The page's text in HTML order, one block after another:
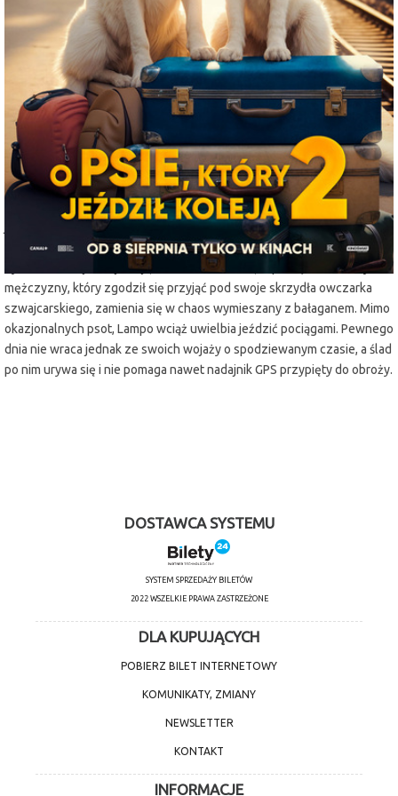
Lubin
adres:
Armii Krajowej 1
data i godzina:
08.08.2025, g. 13:45
Info
Opis wydarzenia:
Po udanej operacji w USA Zuzia (Liliana Zajbert) wraz ze swoimi
rodzicami (Mateusz Damięcki i Monika Pikuła) wraca do Polski. Na czas
jej nieobecności Lampo, czyli znany w całym kraju jako PKPies
ukochany czworonóg dziewczynki, zostaje oddany pod opiekę
dyrektora stacji kolejowej (Adam Woronowicz). Uporządkowane życie
mężczyzny, który zgodził się przyjąć pod swoje skrzydła owczarka
szwajcarskiego, zamienia się w chaos wymieszany z bałaganem. Mimo
okazjonalnych psot, Lampo wciąż uwielbia jeździć pociągami. Pewnego
dnia nie wraca jednak ze swoich wojaży o spodziewanym czasie, a ślad
po nim urywa się i nie pomaga nawet nadajnik GPS przypięty do obroży.
DOSTAWCA SYSTEMU
SYSTEM SPRZEDAŻY BILETÓW
2022 WSZELKIE PRAWA ZASTRZEŻONE
DLA KUPUJĄCYCH
POBIERZ BILET INTERNETOWY
KOMUNIKATY, ZMIANY
NEWSLETTER
KONTAKT
INFORMACJE